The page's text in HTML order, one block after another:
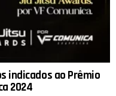
indicados ao Prêmio
2024